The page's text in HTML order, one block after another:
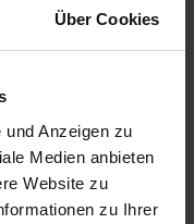
Über Cookies
Anzeigen zu
Medien anbieten
Website zu
zu Ihrer
ab Montag, 10.